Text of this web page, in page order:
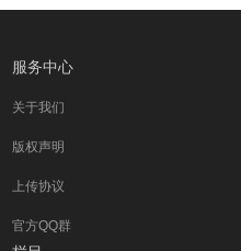
服务中心
关于我们
版权声明
上传协议
官方QQ群